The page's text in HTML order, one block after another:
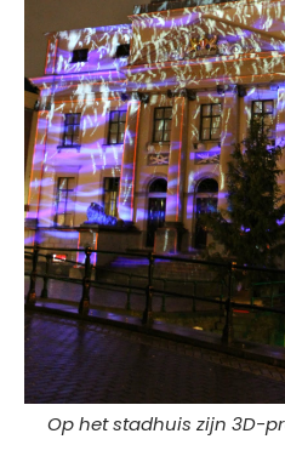
Op het stadhuis zijn 3D-